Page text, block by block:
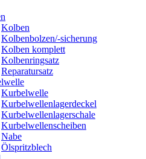
Kolben
Kolbenbolzen/-sicherung
Kolben komplett
Kolbenringsatz
Reparatursatz
Kurbelwelle
Kurbelwellenlagerdeckel
Kurbelwellenlagerschale
Kurbelwellenscheiben
Nabe
Ölspritzblech